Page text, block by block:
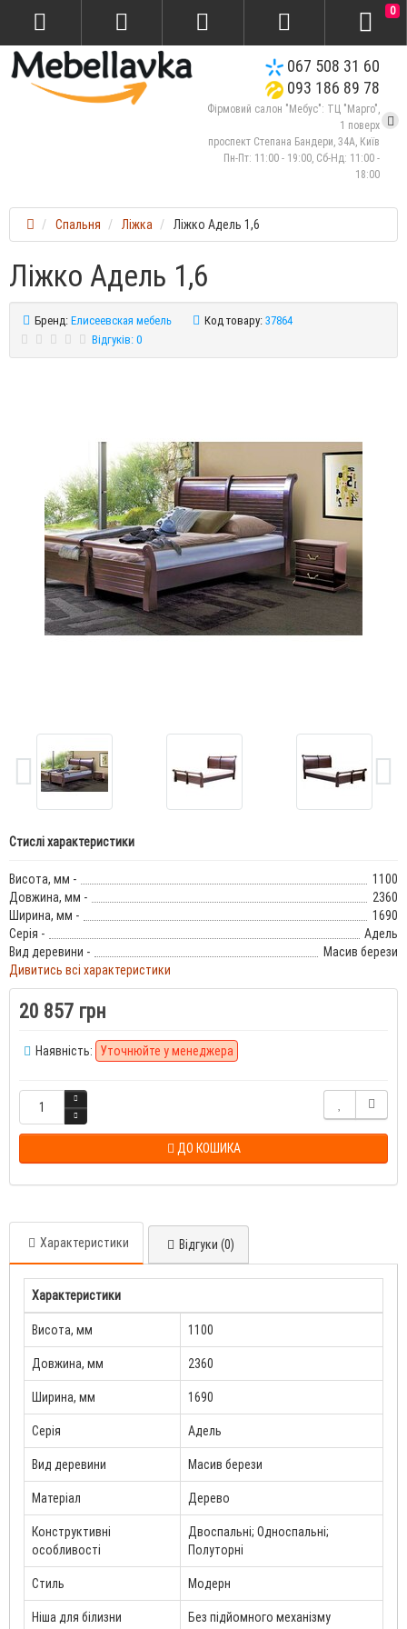
067 508 31 60
093 186 89 78
Фірмовий салон "Мебус": ТЦ "Марго",
1 поверх
проспект Степана Бандери, 34А, Київ
Пн-Пт: 11:00 - 19:00, Сб-Нд: 11:00 -
18:00
0
Спальня Ліжка Ліжко Адель 1,6
Ліжко Адель 1,6
Бренд:Елисеевская мебель Код товару:37864
Відгуків: 0
Стислі характеристики
Висота, мм -
1100
Довжина, мм -
2360
Ширина, мм -
1690
Серія -
Адель
Вид деревини -
Масив берези
Дивитись всі характеристики
20 857 грн
Наявність: Уточнюйте у менеджера
ДО КОШИКА
Характеристики Відгуки (0)
Характеристики
Висота, мм 1100
Довжина, мм 2360
Ширина, мм 1690
Серія Адель
Вид деревини Масив берези
Матеріал Дерево
Конструктивні
особливості
Двоспальні; Односпальні;
Полуторні
Стиль Модерн
Ніша для білизни Без підйомного механізму